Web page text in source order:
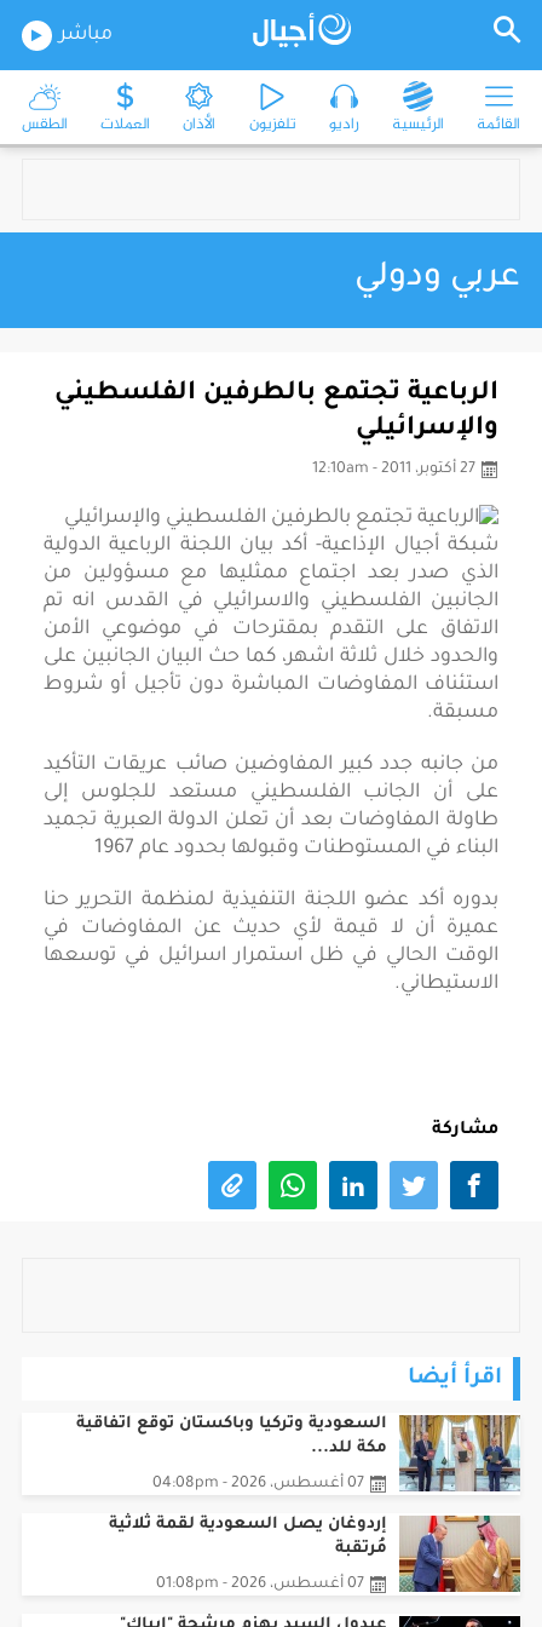
مباشر
القائمة الرئيسية راديو تلفزيون الأذان العملات الطقس
عربي ودولي
الرباعية تجتمع بالطرفين الفلسطيني
والإسرائيلي
27 أكتوبر، 2011 - 12:10am
شبكة أجيال الإذاعية- أكد بيان اللجنة الرباعية الدولية
الذي صدر بعد اجتماع ممثليها مع مسؤولين من
الجانبين الفلسطيني والاسرائيلي في القدس انه تم
الاتفاق على التقدم بمقترحات في موضوعي الأمن
والحدود خلال ثلاثة اشهر، كما حث البيان الجانبين على
استئناف المفاوضات المباشرة دون تأجيل أو شروط
مسبقة.
من جانبه جدد كبير المفاوضين صائب عريقات التأكيد
على أن الجانب الفلسطيني مستعد للجلوس إلى
طاولة المفاوضات بعد أن تعلن الدولة العبرية تجميد
البناء في المستوطنات وقبولها بحدود عام 1967
بدوره أكد عضو اللجنة التنفيذية لمنظمة التحرير حنا
عميرة أن لا قيمة لأي حديث عن المفاوضات في
الوقت الحالي في ظل استمرار اسرائيل في توسعها
الاستيطاني.
مشاركة
اقرأ أيضا
السعودية وتركيا وباكستان توقع اتفاقية
مكة للد...
07 أغسطس، 2026 - 04:08pm
إردوغان يصل السعودية لقمة ثلاثية
مُرتقبة
07 أغسطس، 2026 - 01:08pm